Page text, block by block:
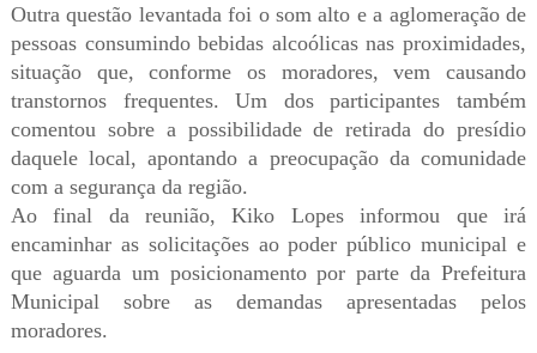
Outra questão levantada foi o som alto e a aglomeração de
pessoas consumindo bebidas alcoólicas nas proximidades,
situação que, conforme os moradores, vem causando
transtornos frequentes. Um dos participantes também
comentou sobre a possibilidade de retirada do presídio
daquele local, apontando a preocupação da comunidade
com a segurança da região.
Ao final da reunião, Kiko Lopes informou que irá
encaminhar as solicitações ao poder público municipal e
que aguarda um posicionamento por parte da Prefeitura
Municipal sobre as demandas apresentadas pelos
moradores.